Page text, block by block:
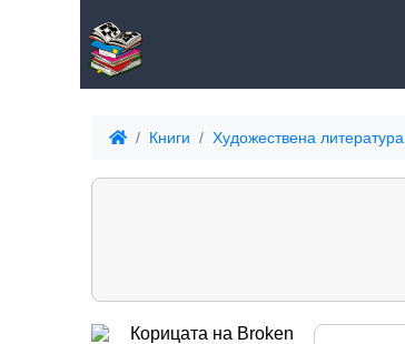
Книги Художествена литература